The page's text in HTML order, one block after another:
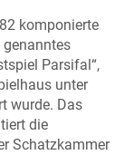
komponierte
Parsifal“,
unter
wurde. Das
die
Schatzkammer